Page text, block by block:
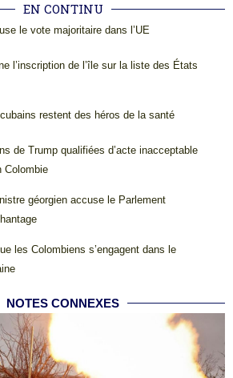
EN CONTINU
le vote majoritaire dans l’UE
l’inscription de l’île sur la liste des États
restent des héros de la santé
de Trump qualifiées d’acte inacceptable
Colombie
géorgien accuse le Parlement
les Colombiens s’engagent dans le
NOTES CONNEXES